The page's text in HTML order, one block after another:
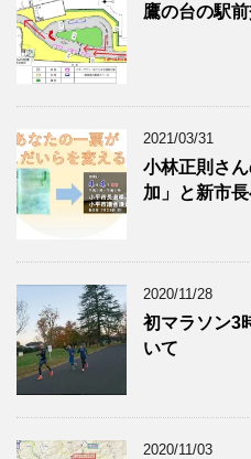
鷹の台の駅
2021/03/31
小林正則さ
加」と新市
2020/11/28
初マラソン3
いて
2020/11/03